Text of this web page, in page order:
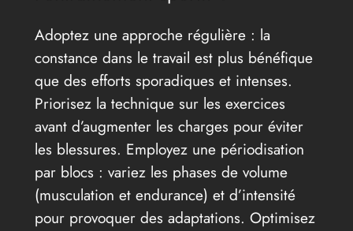
Adoptez une approche régulière : la
constance dans le travail est plus bénéfique
que des efforts sporadiques et intenses.
Priorisez la technique sur les exercices
avant d’augmenter les charges pour éviter
les blessures. Employez une périodisation
par blocs : variez les phases de volume
(musculation et endurance) et d’intensité
pour provoquer des adaptations. Optimisez